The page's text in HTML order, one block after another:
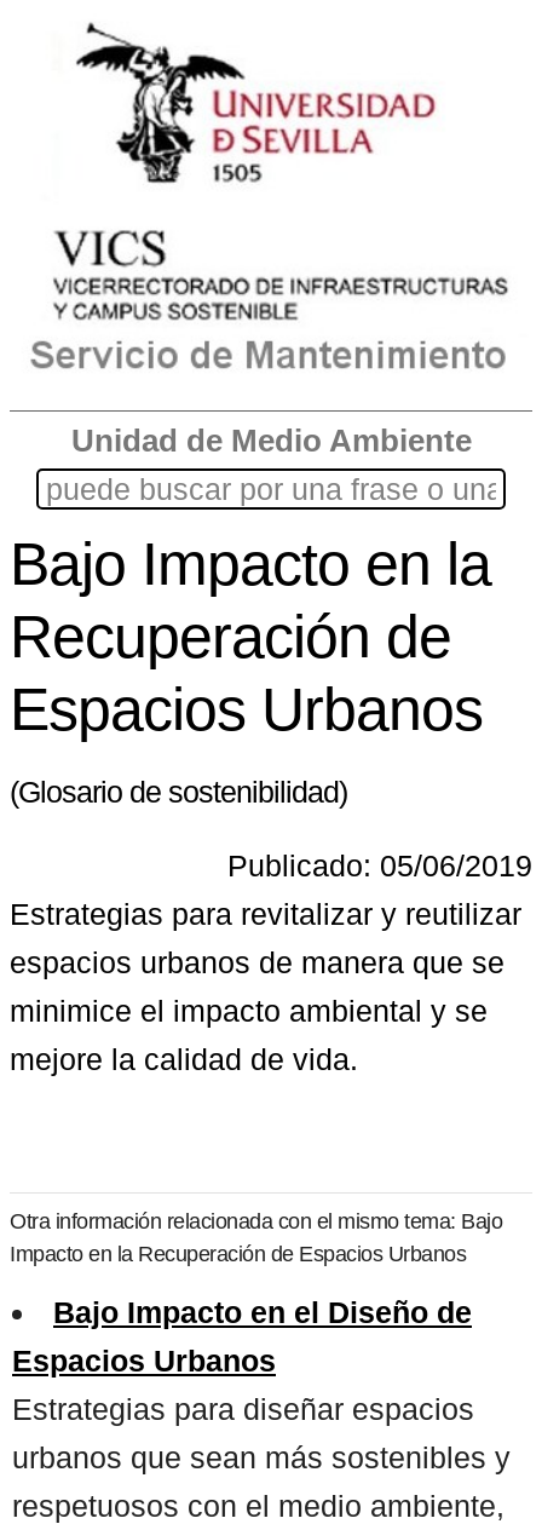
Unidad de Medio Ambiente
Bajo Impacto en la
Recuperación de
Espacios Urbanos
(Glosario de sostenibilidad)
Publicado: 05/06/2019
Estrategias para revitalizar y reutilizar
espacios urbanos de manera que se
minimice el impacto ambiental y se
mejore la calidad de vida.
Otra información relacionada con el mismo tema: Bajo
Impacto en la Recuperación de Espacios Urbanos
Bajo Impacto en el Diseño de
Espacios Urbanos
Estrategias para diseñar espacios
urbanos que sean más sostenibles y
respetuosos con el medio ambiente,